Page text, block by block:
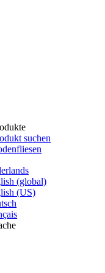
(global)
(US)
suchen